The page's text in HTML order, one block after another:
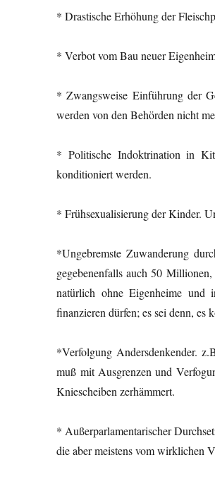
* Drastische Erhöhung der
* Verbot vom Bau neuer
* Zwangsweise Einführung der
werden von den Behörden nicht
* Politische Indoktrination in
konditioniert werden.
* Frühsexualisierung der Kinder.
*Ungebremste Zuwanderung
gegebenenfalls auch 50
natürlich ohne Eigenheime und
finanzieren dürfen; es sei denn, es
*Verfolgung Andersdenkender.
muß mit Ausgrenzen und
Kniescheiben zerhämmert.
* Außerparlamentarischer
die aber meistens vom wirklichen